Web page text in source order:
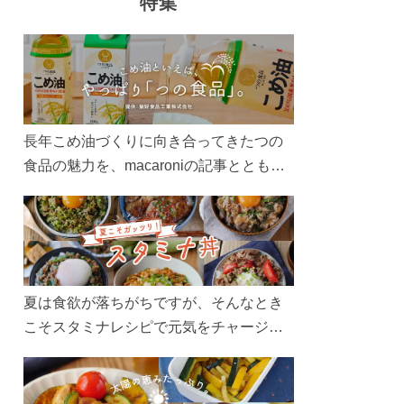
長年こめ油づくりに向き合ってきたつの
食品の魅力を、macaroniの記事とともに
ん、製造現場や品質へのこだわりまで。
こめ油をもっと好きになるコンテンツを
ぜひお楽しみください。
夏は食欲が落ちがちですが、そんなとき
こそスタミナレシピで元気をチャージ！
リ食べて、夏バテを吹き飛ばしましょ
う！